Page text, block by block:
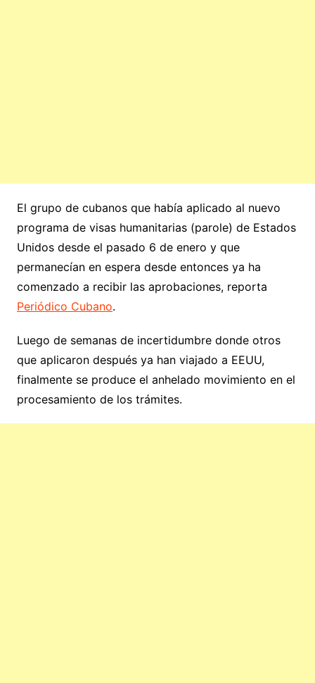
El grupo de cubanos que había aplicado al nuevo
programa de visas humanitarias (parole) de Estados
Unidos desde el pasado 6 de enero y que
permanecían en espera desde entonces ya ha
comenzado a recibir las aprobaciones, reporta
Periódico Cubano.
Luego de semanas de incertidumbre donde otros
que aplicaron después ya han viajado a EEUU,
finalmente se produce el anhelado movimiento en el
procesamiento de los trámites.